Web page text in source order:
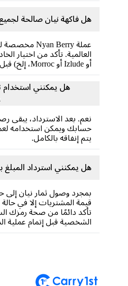
هل فاكهة نيان صالحة لجميع
حسابك ويمكن استخدامه
يتم إنفاقه بالكامل.
هل يمكنني استرداد المبلغ بعد
بمجرد وصول ثمار نيان إلى
قيمة المشتريات إلا في حالة
تأكد دائمًا من صحة رمزك السري،
الشخصية قبل إتمام عملية الدفع.